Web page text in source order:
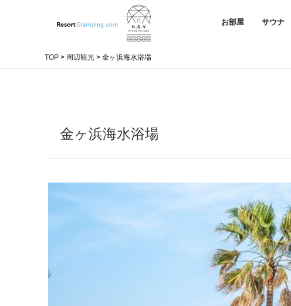
お部屋 サウナ
TOP > 周辺観光 > 金ヶ浜海水浴場
金ヶ浜海水浴場